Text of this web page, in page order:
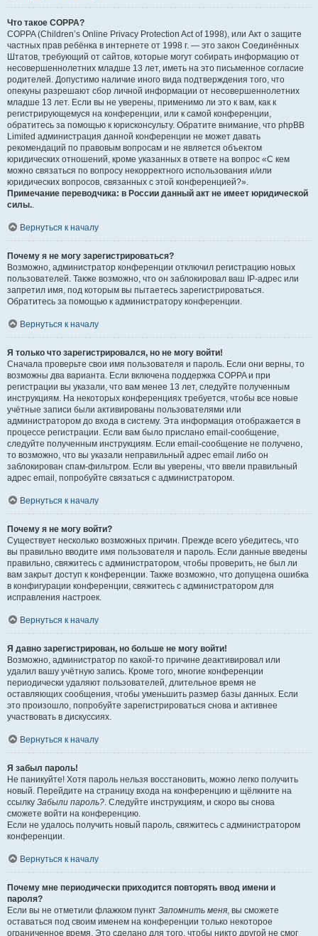
Что такое COPPA?
COPPA (Children’s Online Privacy Protection Act of 1998), или Акт о защите
частных прав ребёнка в интернете от 1998 г. — это закон Соединённых
Штатов, требующий от сайтов, которые могут собирать информацию от
несовершеннолетних младше 13 лет, иметь на это письменное согласие
родителей. Допустимо наличие иного вида подтверждения того, что
опекуны разрешают сбор личной информации от несовершеннолетних
младше 13 лет. Если вы не уверены, применимо ли это к вам, как к
регистрирующемуся на конференции, или к самой конференции,
обратитесь за помощью к юрисконсульту. Обратите внимание, что phpBB
Limited администрация данной конференции не может давать
рекомендаций по правовым вопросам и не является объектом
юридических отношений, кроме указанных в ответе на вопрос «С кем
можно связаться по вопросу некорректного использования и/или
юридических вопросов, связанных с этой конференцией?».
Примечание переводчика: в России данный акт не имеет юридической
силы..
Вернуться к началу
Почему я не могу зарегистрироваться?
Возможно, администратор конференции отключил регистрацию новых
пользователей. Также возможно, что он заблокировал ваш IP-адрес или
запретил имя, под которым вы пытаетесь зарегистрироваться.
Обратитесь за помощью к администратору конференции.
Вернуться к началу
Я только что зарегистрировался, но не могу войти!
Сначала проверьте свои имя пользователя и пароль. Если они верны, то
возможны два варианта. Если включена поддержка COPPA и при
регистрации вы указали, что вам менее 13 лет, следуйте полученным
инструкциям. На некоторых конференциях требуется, чтобы все новые
учётные записи были активированы пользователями или
администратором до входа в систему. Эта информация отображается в
процессе регистрации. Если вам было прислано email-сообщение,
следуйте полученным инструкциям. Если email-сообщение не получено,
то возможно, что вы указали неправильный адрес email либо он
заблокирован спам-фильтром. Если вы уверены, что ввели правильный
адрес email, попробуйте связаться с администратором.
Вернуться к началу
Почему я не могу войти?
Существует несколько возможных причин. Прежде всего убедитесь, что
вы правильно вводите имя пользователя и пароль. Если данные введены
правильно, свяжитесь с администратором, чтобы проверить, не был ли
вам закрыт доступ к конференции. Также возможно, что допущена ошибка
в конфигурации конференции, свяжитесь с администратором для
исправления настроек.
Вернуться к началу
Я давно зарегистрирован, но больше не могу войти!
Возможно, администратор по какой-то причине деактивировал или
удалил вашу учётную запись. Кроме того, многие конференции
периодически удаляют пользователей, длительное время не
оставляющих сообщения, чтобы уменьшить размер базы данных. Если
это произошло, попробуйте зарегистрироваться снова и активнее
участвовать в дискуссиях.
Вернуться к началу
Я забыл пароль!
Не паникуйте! Хотя пароль нельзя восстановить, можно легко получить
новый. Перейдите на страницу входа на конференцию и щёлкните на
ссылку Забыли пароль?. Следуйте инструкциям, и скоро вы снова
сможете войти на конференцию.
Если не удалось получить новый пароль, свяжитесь с администратором
конференции.
Вернуться к началу
Почему мне периодически приходится повторять ввод имени и
пароля?
Если вы не отметили флажком пункт Запомнить меня, вы сможете
оставаться под своим именем на конференции только некоторое
ограниченное время. Это сделано для того, чтобы никто другой не смог